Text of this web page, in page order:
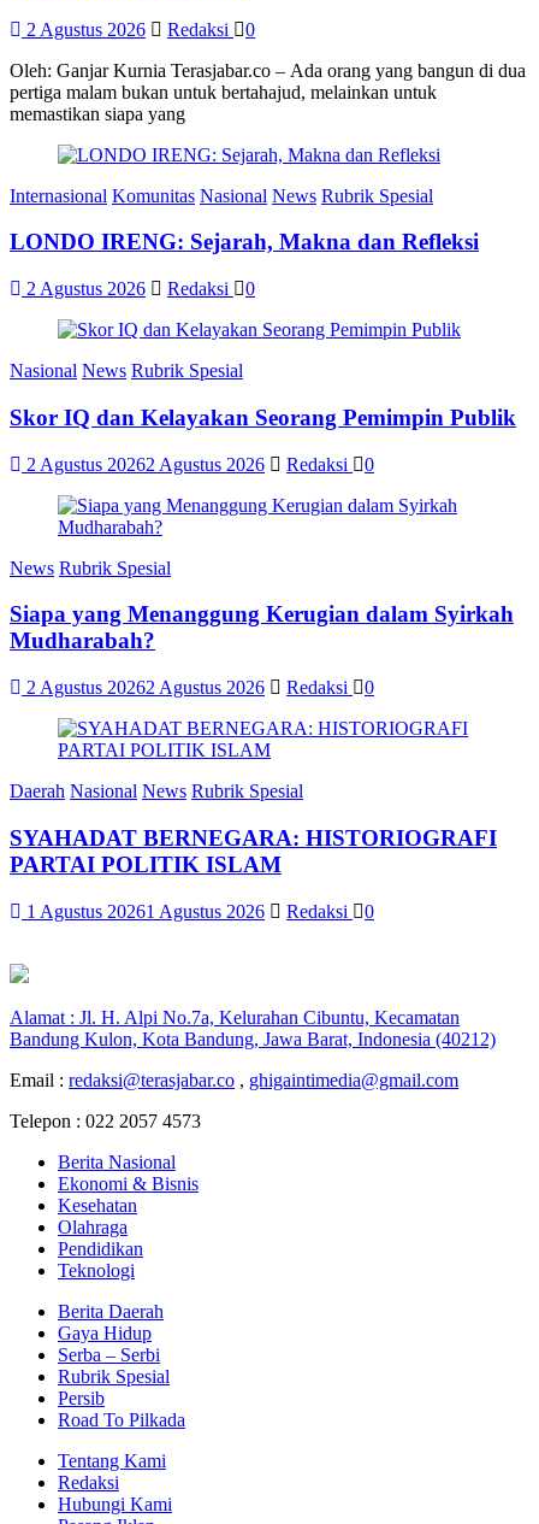
2 Agustus 2026 Redaksi
0
Oleh: Ganjar Kurnia Terasjabar.co – Ada orang yang bangun di dua
pertiga malam bukan untuk bertahajud, melainkan untuk
memastikan siapa yang
Internasional Komunitas Nasional News Rubrik Spesial
LONDO IRENG: Sejarah, Makna dan Refleksi
2 Agustus 2026 Redaksi 0
Nasional News Rubrik Spesial
Skor IQ dan Kelayakan Seorang Pemimpin Publik
2 Agustus 20262 Agustus 2026 Redaksi 0
News Rubrik Spesial
Siapa yang Menanggung Kerugian dalam Syirkah
Mudharabah?
2 Agustus 20262 Agustus 2026 Redaksi 0
Daerah Nasional News Rubrik Spesial
SYAHADAT BERNEGARA: HISTORIOGRAFI
PARTAI POLITIK ISLAM
1 Agustus 20261 Agustus 2026 Redaksi 0
Alamat : Jl. H. Alpi No.7a, Kelurahan Cibuntu, Kecamatan
Bandung Kulon, Kota Bandung, Jawa Barat, Indonesia (40212)
Email : redaksi@terasjabar.co , ghigaintimedia@gmail.com
Telepon : 022 2057 4573
Berita Nasional
Ekonomi & Bisnis
Kesehatan
Olahraga
Pendidikan
Teknologi
Berita Daerah
Gaya Hidup
Serba – Serbi
Rubrik Spesial
Persib
Road To Pilkada
Tentang Kami
Redaksi
Hubungi Kami